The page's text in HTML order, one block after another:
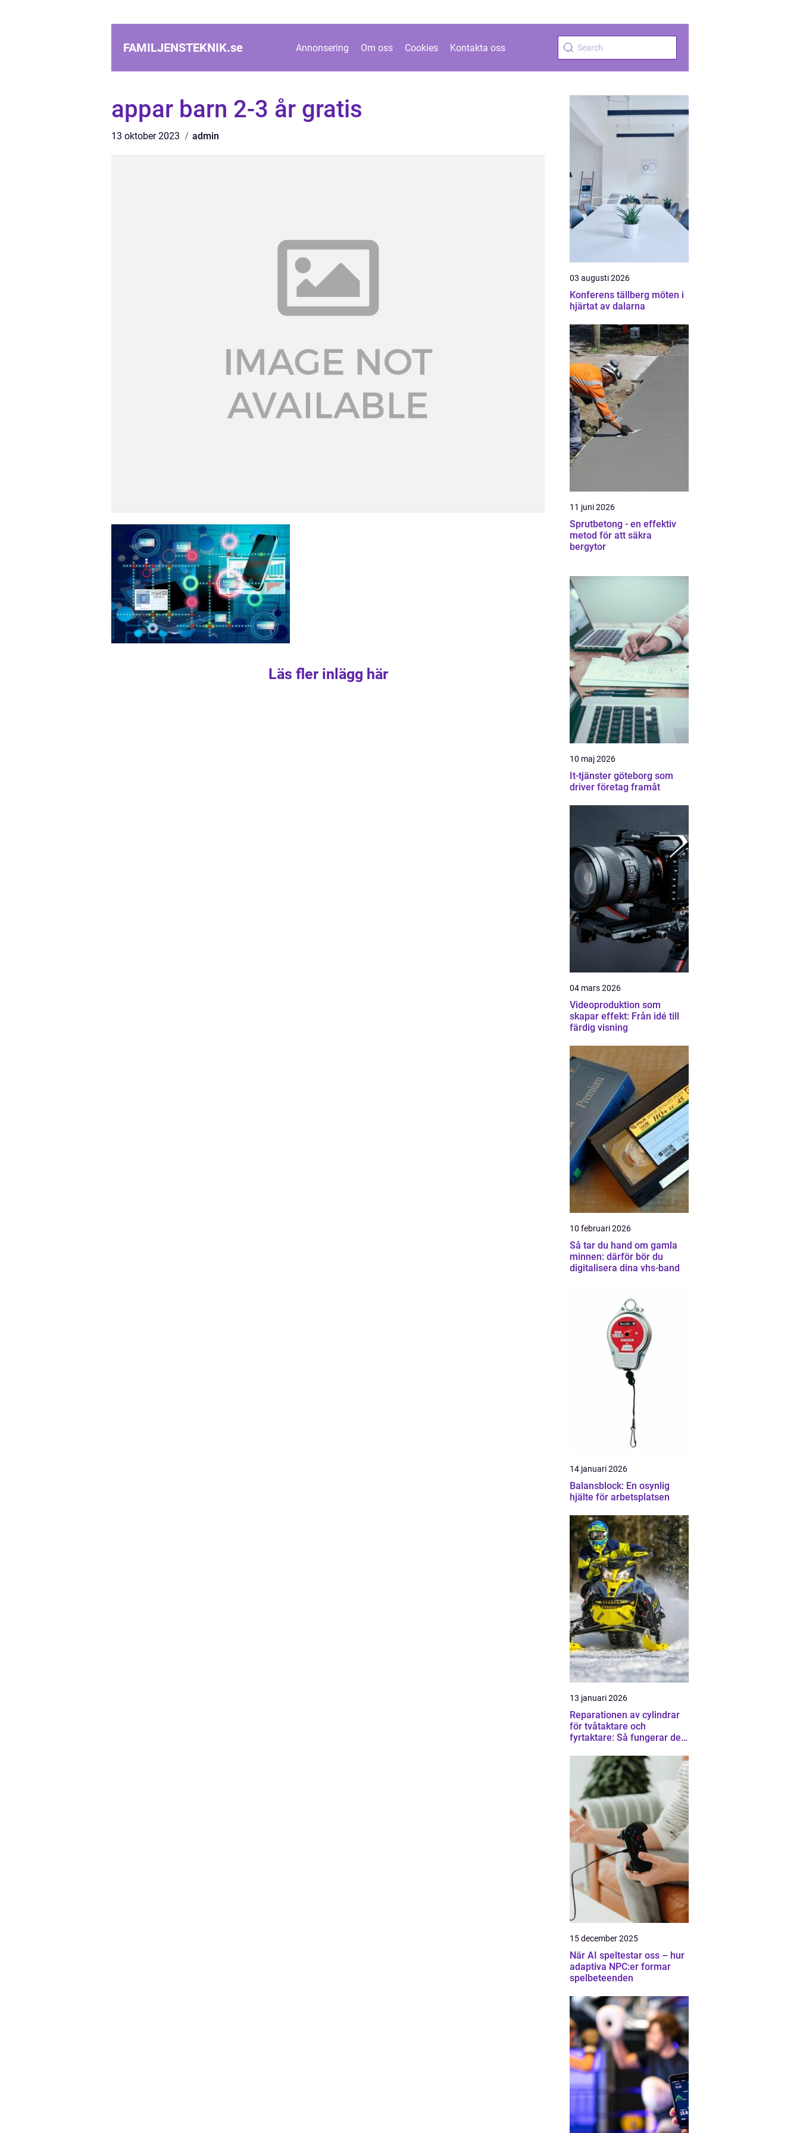
FAMILJENSTEKNIK.se Annonsering Om oss Cookies Kontakta oss
appar barn 2-3 år gratis
13 oktober 2023 admin
Läs fler inlägg här
03 augusti 2026
Konferens tällberg möten i
hjärtat av dalarna
11 juni 2026
Sprutbetong - en effektiv
metod för att säkra
bergytor
10 maj 2026
It-tjänster göteborg som
driver företag framåt
04 mars 2026
Videoproduktion som
skapar effekt: Från idé till
färdig visning
10 februari 2026
Så tar du hand om gamla
minnen: därför bör du
digitalisera dina vhs-band
14 januari 2026
Balansblock: En osynlig
hjälte för arbetsplatsen
13 januari 2026
Reparationen av cylindrar
för tvåtaktare och
fyrtaktare: Så fungerar det i
15 december 2025
När AI speltestar oss – hur
adaptiva NPC:er formar
spelbeteenden